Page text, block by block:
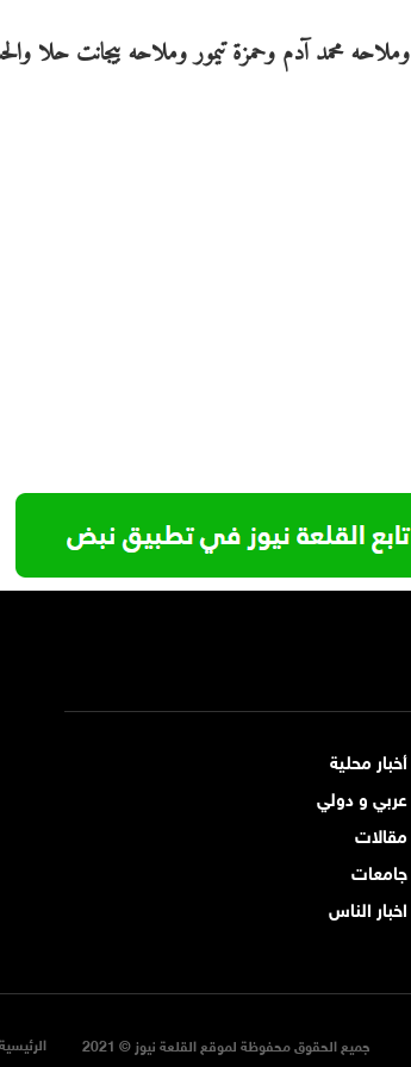
محمد آدم وحمزة تيمور وملاحه بيجانت حلا
أخبار محلية
عربي و دولي
مقالات
جامعات
اخبار الناس
جميع الحقوق محفوظة لموقع القلعة نيوز © 2021 الرئيسية